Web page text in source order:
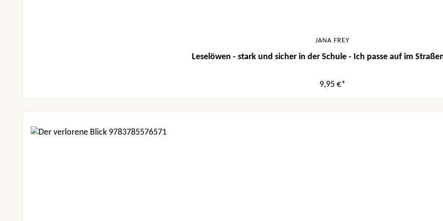
JANA FREY
Leselöwen - stark und sicher in der Schule - Ich passe auf im
9,95 €*